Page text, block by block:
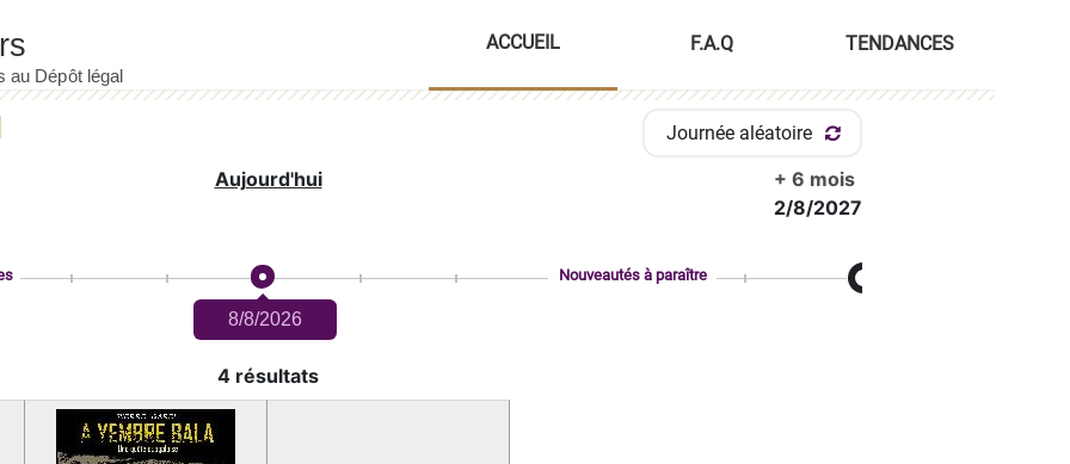
ACCUEIL F.A.Q TENDANCES
Journée aléatoire
Aujourd'hui
+ 6 mois
2/8/2027
8/8/2026
Nouveautés à paraître
4 résultats